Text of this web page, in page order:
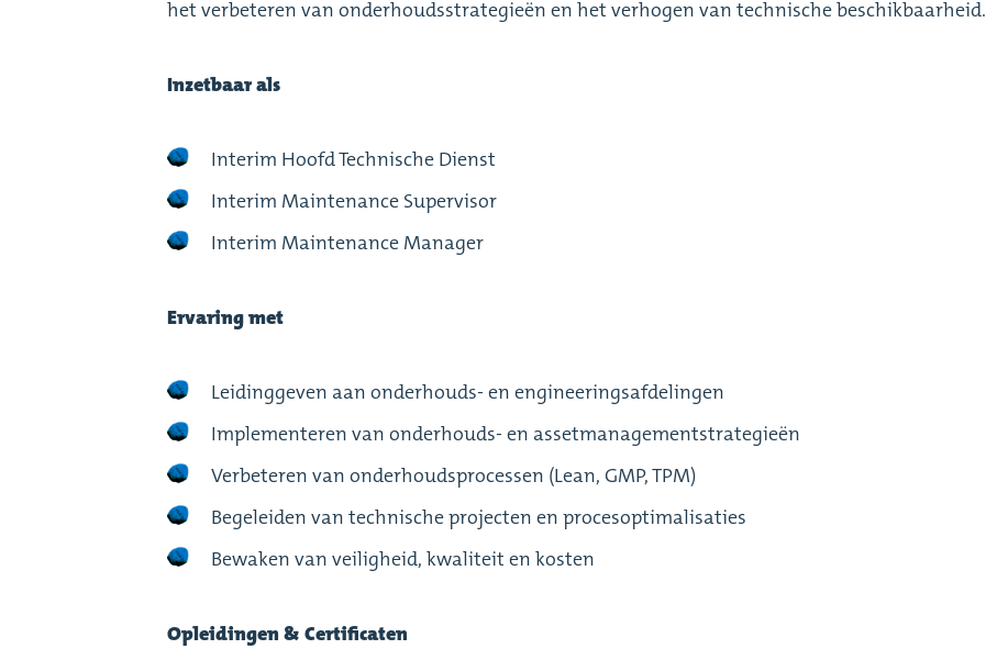
het verbeteren van onderhoudsstrategieën en het verhogen van technische beschikbaarheid.
Inzetbaar als
Interim Hoofd Technische Dienst
Interim Maintenance Supervisor
Interim Maintenance Manager
Ervaring met
Leidinggeven aan onderhouds- en engineeringsafdelingen
Implementeren van onderhouds- en assetmanagementstrategieën
Verbeteren van onderhoudsprocessen (Lean, GMP, TPM)
Begeleiden van technische projecten en procesoptimalisaties
Bewaken van veiligheid, kwaliteit en kosten
Opleidingen & Certificaten